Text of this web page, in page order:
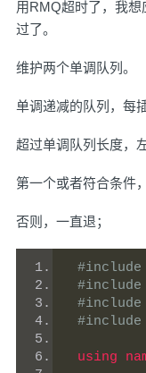
用RMQ超时了，我
过了。
维护两个单调队列。
单调递减的队列，每
超过单调队列长度，
第一个或者符合条件
否则，一直退；
#include
#include
#include
#include
using